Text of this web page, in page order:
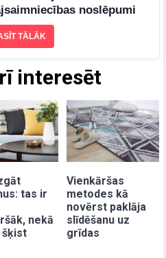
interesēt
tas ir
nekā
šķist
Vienkāršas
metodes kā
novērst paklāja
slīdēšanu uz
grīdas
noslēpumi
TĀLĀK